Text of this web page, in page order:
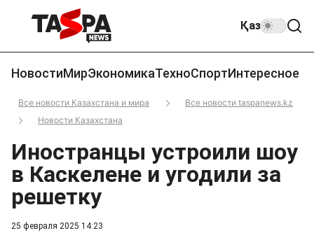
Қаз
НовостиМирЭкономикаТехноСпортИнтересное
Все новости Казахстана и мира
Все новости taspanews.kz
Новости Казахстана
25 февраля 2025 14:23
Иностранцы устроили шоу
в Каскелене и угодили за
решетку